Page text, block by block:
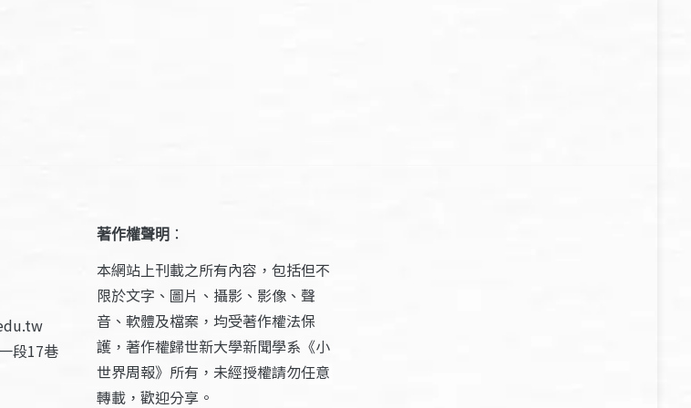
段17巷
著作權聲明 ：
本網站上刊載之所有內容，包括但不
限於文字、圖片、攝影、影像、聲
音、軟體及檔案，均受著作權法保
護，著作權歸世新大學新聞學系《小
世界周報》所有，未經授權請勿任意
轉載，歡迎分享。